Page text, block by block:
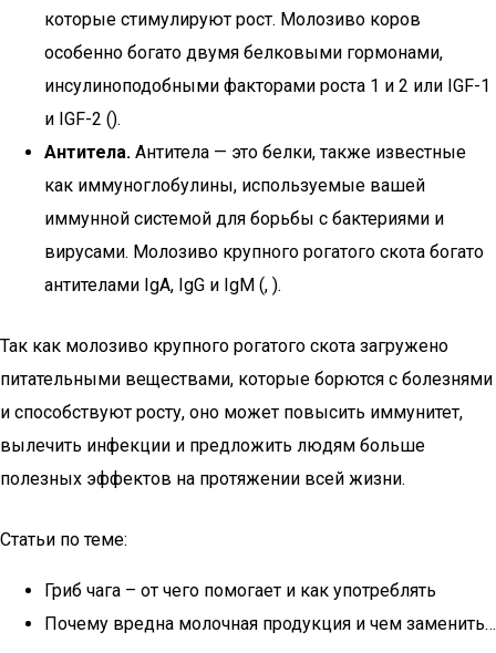
которые стимулируют рост. Молозиво коров
особенно богато двумя белковыми гормонами,
инсулиноподобными факторами роста 1 и 2 или IGF-1
и IGF-2 ().
Антитела. Антитела — это белки, также известные
как иммуноглобулины, используемые вашей
иммунной системой для борьбы с бактериями и
вирусами. Молозиво крупного рогатого скота богато
антителами IgA, IgG и IgM (, ).
Так как молозиво крупного рогатого скота загружено
питательными веществами, которые борются с болезнями
и способствуют росту, оно может повысить иммунитет,
вылечить инфекции и предложить людям больше
полезных эффектов на протяжении всей жизни.
Статьи по теме:
Гриб чага – от чего помогает и как употреблять
Почему вредна молочная продукция и чем заменить…